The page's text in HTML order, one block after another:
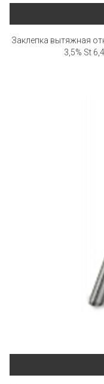
Заклепка вытяжная
3,5% St